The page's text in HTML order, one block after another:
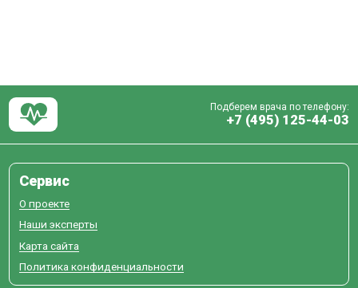
Подберем врача по телефону:
+7 (495) 125-44-03
Сервис
О проекте
Наши эксперты
Карта сайта
Политика конфиденциальности